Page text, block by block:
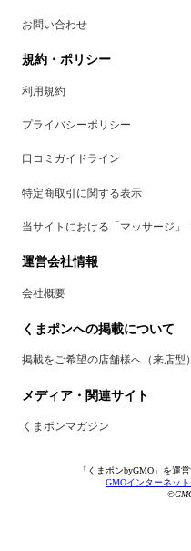
お問い合わせ
規約・ポリシー
利用規約
プライバシーポリシー
口コミガイドライン
特定商取引に関する表示
当サイトにおける「マッサージ」
運営会社情報
会社概要
くまポンへの掲載について
掲載をご希望の店舗様へ（来店型）
メディア・関連サイト
くまポンマガジン
「くまポンbyGMO」を運
GMOインターネッ